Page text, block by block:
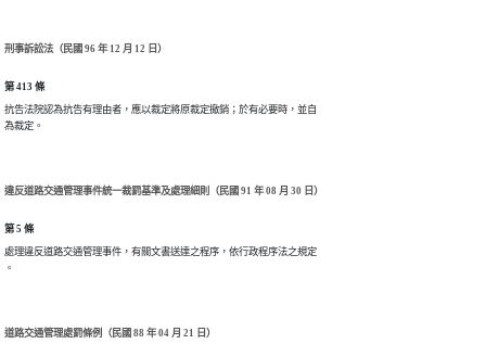
刑事訴訟法（民國 96 年 12 月 12 日）
第 413 條
抗告法院認為抗告有理由者，應以裁定將原裁定撤銷；於有必要時，並自
為裁定。
違反道路交通管理事件統一裁罰基準及處理細則（民國 91 年 08 月 30 日）
第 5 條
處理違反道路交通管理事件，有關文書送達之程序，依行政程序法之規定
道路交通管理處罰條例（民國 88 年 04 月 21 日）